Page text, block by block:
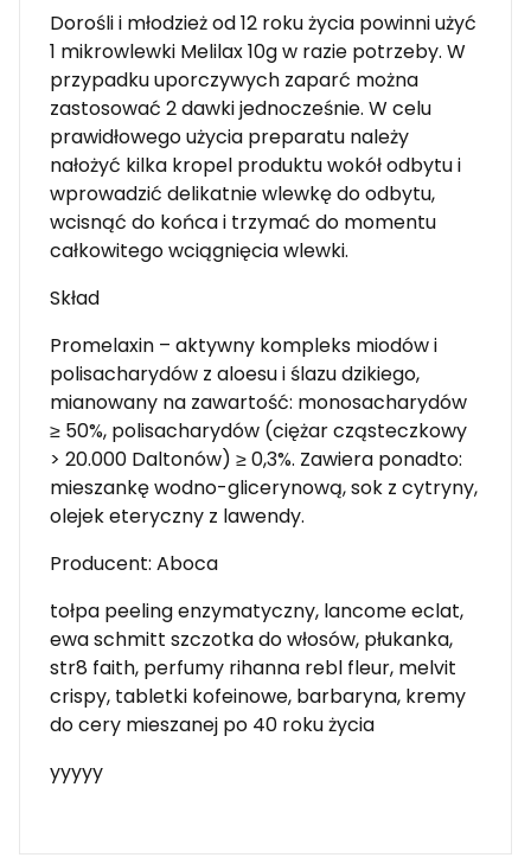
Dorośli i młodzież od 12 roku życia powinni użyć
1 mikrowlewki Melilax 10g w razie potrzeby. W
przypadku uporczywych zaparć można
zastosować 2 dawki jednocześnie. W celu
prawidłowego użycia preparatu należy
nałożyć kilka kropel produktu wokół odbytu i
wprowadzić delikatnie wlewkę do odbytu,
wcisnąć do końca i trzymać do momentu
całkowitego wciągnięcia wlewki.
Skład
Promelaxin – aktywny kompleks miodów i
polisacharydów z aloesu i ślazu dzikiego,
mianowany na zawartość: monosacharydów
≥ 50%, polisacharydów (ciężar cząsteczkowy
> 20.000 Daltonów) ≥ 0,3%. Zawiera ponadto:
mieszankę wodno-glicerynową, sok z cytryny,
olejek eteryczny z lawendy.
Producent: Aboca
tołpa peeling enzymatyczny, lancome eclat,
ewa schmitt szczotka do włosów, płukanka,
str8 faith, perfumy rihanna rebl fleur, melvit
crispy, tabletki kofeinowe, barbaryna, kremy
do cery mieszanej po 40 roku życia
yyyyy